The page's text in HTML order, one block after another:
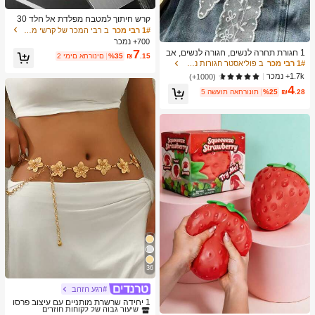
1 חגורת תחרה לנשים, חגורה לנשים, אב
יזר מכנסיים רב-תכליתי, ניתן להשתמש כ
צעיף או חגורה, צעיף חגורת תחרה ארוך
אופנתי, צעיף עם עיטור תחרה פרחוני, צ
עיף ראש תחרה, צעיף צוואר, סרט ראש,
צעיף תחרה רקום קל משקל, קישוט מותן
1# רבי מכר
ב פוליאסטר חגורות נשים
1.7k+ נמכר
(1000+)
₪4.28
%25 5 השעות האחרונות
קרש חיתוך למטבח מפלדת אל חלד 30
4, מתאים לחיתוך בשר, פירות וירקות, קל
לניקוי, לבישול ביתי
1# רבי מכר
700+ נמכר
₪7 .15
%35 2 ימים אחרונים
36
#רגע הזהב
1 יחידה שרשרת מותניים עם עיצוב פרסו
נלי וינטג' אופנתי, מתכת עם מראה בלוי,
1# רבי מכר
שיעור גבוה של לקוחות חוזרים